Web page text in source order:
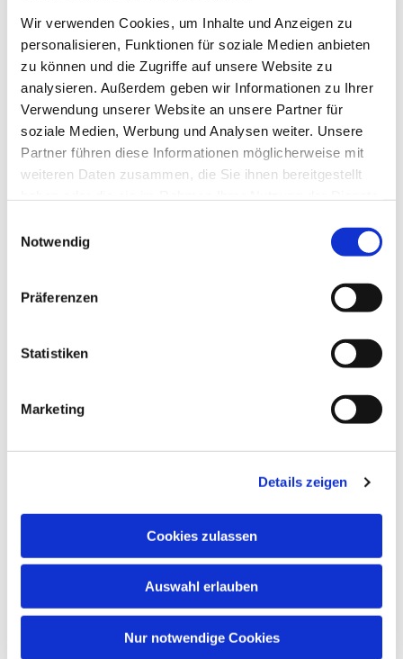
Wir verwenden Cookies, um Inhalte und Anzeigen zu
personalisieren, Funktionen für soziale Medien anbieten
zu können und die Zugriffe auf unsere Website zu
analysieren. Außerdem geben wir Informationen zu Ihrer
Verwendung unserer Website an unsere Partner für
soziale Medien, Werbung und Analysen weiter. Unsere
Partner führen diese Informationen möglicherweise mit
weiteren Daten zusammen, die Sie ihnen bereitgestellt
Notwendig
Präferenzen
Statistiken
Marketing
Details zeigen
Cookies zulassen
Auswahl erlauben
Nur notwendige Cookies
Dies könnte Sie auch
interessieren